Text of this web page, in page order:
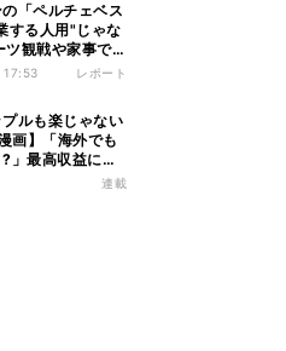
「ペルチェベス
する人用"じゃな
ツ観戦や家事で
え対策に――話
レポート
ルも楽じゃない
画】「海外でも
」最高収益に喜
に届いた“通知連載